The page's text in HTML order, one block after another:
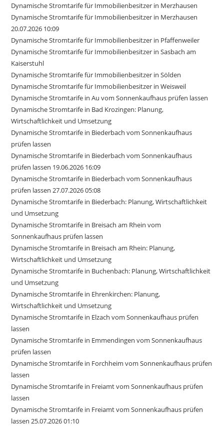
Dynamische Stromtarife für Immobilienbesitzer in Merzhausen
Dynamische Stromtarife für Immobilienbesitzer in Merzhausen
20.07.2026 10:09
Dynamische Stromtarife für Immobilienbesitzer in Pfaffenweiler
Dynamische Stromtarife für Immobilienbesitzer in Sasbach am
Kaiserstuhl
Dynamische Stromtarife für Immobilienbesitzer in Sölden
Dynamische Stromtarife für Immobilienbesitzer in Weisweil
Dynamische Stromtarife in Au vom Sonnenkaufhaus prüfen lassen
Dynamische Stromtarife in Bad Krozingen: Planung,
Wirtschaftlichkeit und Umsetzung
Dynamische Stromtarife in Biederbach vom Sonnenkaufhaus
prüfen lassen
Dynamische Stromtarife in Biederbach vom Sonnenkaufhaus
prüfen lassen 19.06.2026 16:09
Dynamische Stromtarife in Biederbach vom Sonnenkaufhaus
prüfen lassen 27.07.2026 05:08
Dynamische Stromtarife in Biederbach: Planung, Wirtschaftlichkeit
und Umsetzung
Dynamische Stromtarife in Breisach am Rhein vom
Sonnenkaufhaus prüfen lassen
Dynamische Stromtarife in Breisach am Rhein: Planung,
Wirtschaftlichkeit und Umsetzung
Dynamische Stromtarife in Buchenbach: Planung, Wirtschaftlichkeit
und Umsetzung
Dynamische Stromtarife in Ehrenkirchen: Planung,
Wirtschaftlichkeit und Umsetzung
Dynamische Stromtarife in Elzach vom Sonnenkaufhaus prüfen
lassen
Dynamische Stromtarife in Emmendingen vom Sonnenkaufhaus
prüfen lassen
Dynamische Stromtarife in Forchheim vom Sonnenkaufhaus prüfen
lassen
Dynamische Stromtarife in Freiamt vom Sonnenkaufhaus prüfen
lassen
Dynamische Stromtarife in Freiamt vom Sonnenkaufhaus prüfen
lassen 25.07.2026 01:10